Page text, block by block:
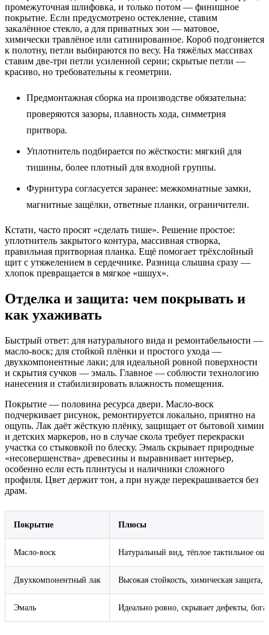
промежуточная шлифовка, и только потом — финишное
покрытие. Если предусмотрено остекление, ставим
закалённое стекло, а для приватных зон — матовое,
химически травлёное или сатинированное. Короб подгоняется
к полотну, петли выбираются по весу. На тяжёлых массивах
ставим две‑три петли усиленной серии; скрытые петли —
красиво, но требовательны к геометрии.
Предмонтажная сборка на производстве обязательна:
проверяются зазоры, плавность хода, симметрия
притвора.
Уплотнитель подбирается по жёсткости: мягкий для
тишины, более плотный для входной группы.
Фурнитура согласуется заранее: межкомнатные замки,
магнитные защёлки, ответные планки, ограничители.
Кстати, часто просят «сделать тише». Решение простое:
уплотнитель закрытого контура, массивная створка,
правильная притворная планка. Ещё помогает трёхслойный
щит с утяжелением в сердечнике. Разница слышна сразу —
хлопок превращается в мягкое «шшух».
Отделка и защита: чем покрывать и
как ухаживать
Быстрый ответ: для натурального вида и ремонтабельности —
масло‑воск; для стойкой плёнки и простого ухода —
двухкомпонентные лаки; для идеальной ровной поверхности
и скрытия сучков — эмаль. Главное — соблюсти технологию
нанесения и стабилизировать влажность помещения.
Покрытие — половина ресурса двери. Масло‑воск
подчеркивает рисунок, ремонтируется локально, приятно на
ощупь. Лак даёт жёсткую плёнку, защищает от бытовой химии
и детских маркеров, но в случае скола требует перекраски
участка со стыковкой по блеску. Эмаль скрывает природные
«несовершенства» древесины и выравнивает интерьер,
особенно если есть плинтусы и наличники сложного
профиля. Цвет держит тон, а при нужде перекрашивается без
драм.
Покрытие Плюсы
Масло‑воск Натуральный вид, тёплое тактильное
Двухкомпонентный лак Высокая стойкость, химическая защита,
Эмаль Идеально ровно, скрывает дефекты,